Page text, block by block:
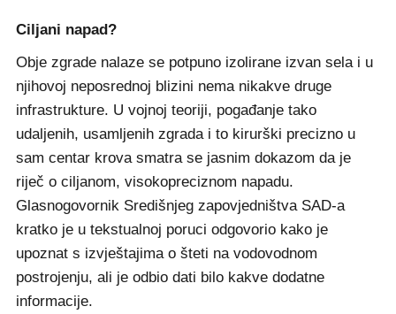
Ciljani napad?
Obje zgrade nalaze se potpuno izolirane izvan sela i u
njihovoj neposrednoj blizini nema nikakve druge
infrastrukture. U vojnoj teoriji, pogađanje tako
udaljenih, usamljenih zgrada i to kirurški precizno u
sam centar krova smatra se jasnim dokazom da je
riječ o ciljanom, visokopreciznom napadu.
Glasnogovornik Središnjeg zapovjedništva SAD-a
kratko je u tekstualnoj poruci odgovorio kako je
upoznat s izvještajima o šteti na vodovodnom
postrojenju, ali je odbio dati bilo kakve dodatne
informacije.